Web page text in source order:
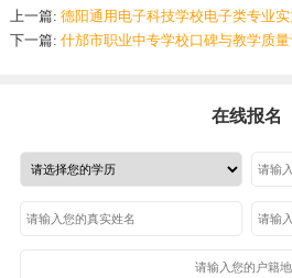
上一篇: 德阳通用电子科技学校电子类专业实
下一篇: 什邡市职业中专学校口碑与教学质
在线报名